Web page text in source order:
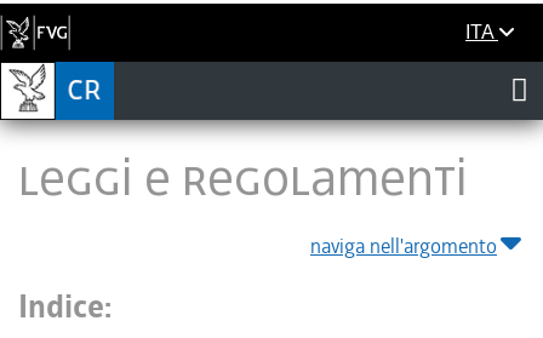
ITA
LEGGI E REGOLAMENTI
naviga nell'argomento
Indice: